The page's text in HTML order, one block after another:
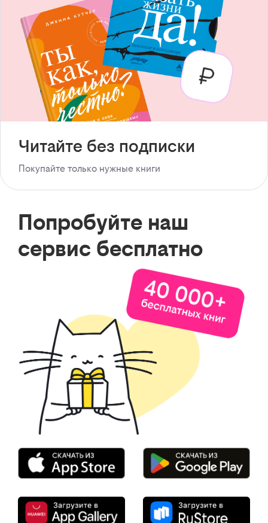
Читайте без подписки
Покупайте только нужные книги
Попробуйте наш
сервис бесплатно